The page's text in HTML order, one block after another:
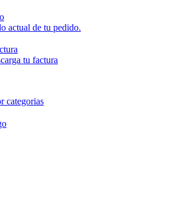
actual de tu pedido.
tu factura
categorias